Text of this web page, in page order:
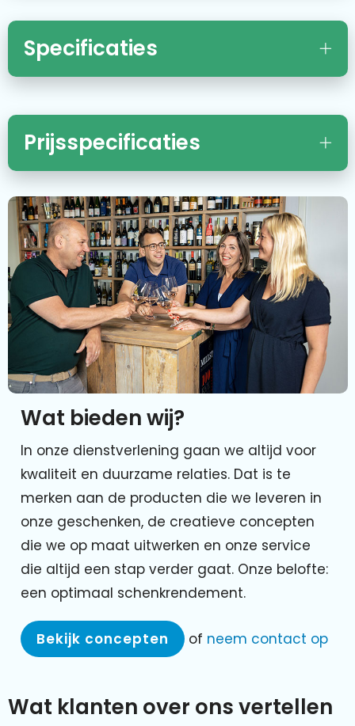
Specificaties
Prijsspecificaties
Wat bieden wij?
In onze dienstverlening gaan we altijd voor
kwaliteit en duurzame relaties. Dat is te
merken aan de producten die we leveren in
onze geschenken, de creatieve concepten
die we op maat uitwerken en onze service
die altijd een stap verder gaat. Onze belofte:
een optimaal schenkrendement.
Bekijk concepten of neem contact op
Wat klanten over ons vertellen